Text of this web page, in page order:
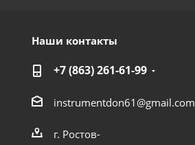
Наши контакты
+7 (863) 261-61-99
instrumentdon61@gmail.com
г. Ростов-